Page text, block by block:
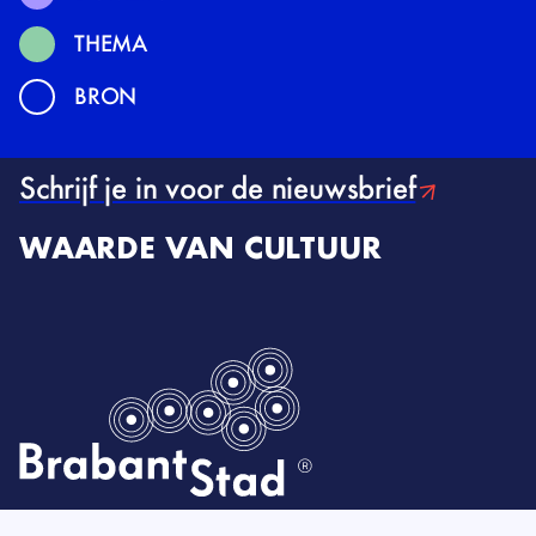
THEMA
BRON
Schrijf je in voor de nieuwsbrief
WAARDE VAN CULTUUR